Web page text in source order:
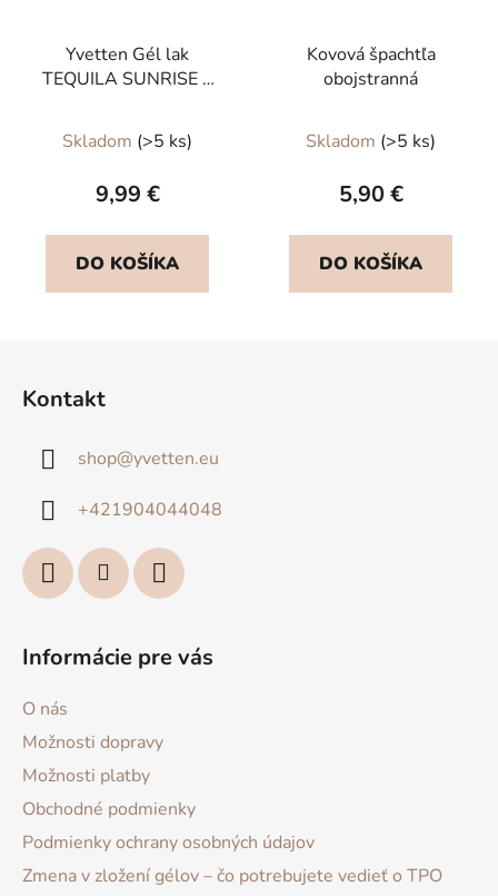
Yvetten Gél lak
TEQUILA SUNRISE 8
Skladom (>5 ks)
9,99 €
DO KOŠÍKA
Kovová špachtľa
obojstranná
Skladom (>5 ks)
5,90 €
DO KOŠÍKA
Kontakt
shop@yvetten.eu
+421904044048
Informácie pre vás
O nás
Možnosti dopravy
Možnosti platby
Obchodné podmienky
Podmienky ochrany osobných údajov
Zmena v zložení gélov – čo potrebujete vedieť o TPO